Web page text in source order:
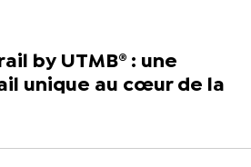
by UTMB® : une
unique au cœur de la